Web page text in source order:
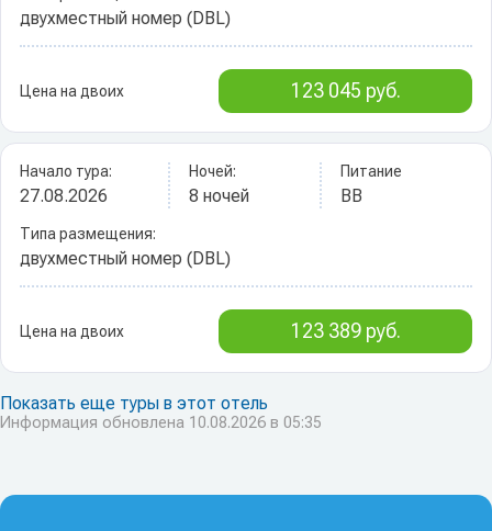
двухместный номер (DBL)
Цена на двоих 123 045 руб.
Начало тура:
27.08.2026
Типа размещения:
двухместный номер (DBL)
Ночей:
8 ночей
Питание
BB
Цена на двоих 123 389 руб.
Показать еще туры в этот отель
Информация обновлена 10.08.2026 в 05:35